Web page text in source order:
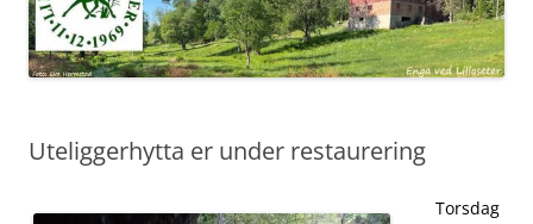
Uteliggerhytta er under restaurering
Torsdag